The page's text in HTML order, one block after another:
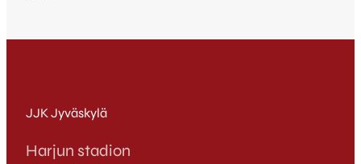
JJK Jyväskylä
Harjun stadion